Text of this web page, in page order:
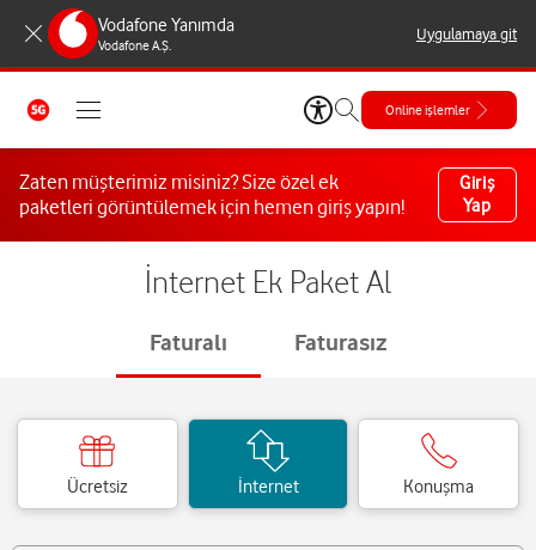
Vodafone Yanımda
Vodafone A.Ş.
Uygulamaya git
Online işlemler
Zaten müşterimiz misiniz? Size özel ek
paketleri görüntülemek için hemen giriş yapın!
Giriş
Yap
İnternet Ek Paket Al
Faturalı Faturasız
Ücretsiz İnternet Konuşma